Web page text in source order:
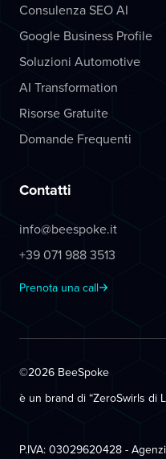
Consulenza SEO AI
Google Business Profile
Soluzioni Automotive
AI Transformation
Risorse Gratuite
Domande Frequenti
Contatti
info@beespoke.it
+39 071 988 3513
Prenota una call
©2026 BeeSpoke
è un brand di “ZeroSwirls di
P.IVA: 03029620428 -